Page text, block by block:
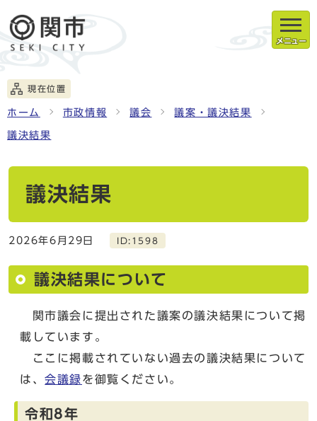
メニュー
現在位置
ホーム 市政情報 議会 議案・議決結果
議決結果
議決結果
2026年6月29日 ID:1598
議決結果について
関市議会に提出された議案の議決結果について掲
載しています。
ここに掲載されていない過去の議決結果について
は、会議録を御覧ください。
令和8年